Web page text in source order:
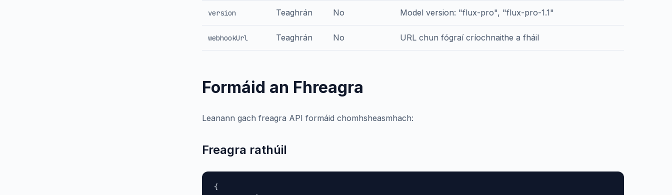
version Teaghrán No Model version: "flux-pro", "flux-pro-1.1"
webhookUrl Teaghrán No URL chun fógraí críochnaithe a fháil
Formáid an Fhreagra
Leanann gach freagra API formáid chomhsheasmhach:
Freagra rathúil
{